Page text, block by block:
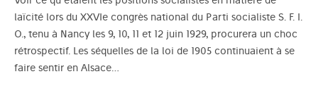
laïcité lors du XXVIe congrès national du Parti socialiste S. F. I.
O., tenu à Nancy les 9, 10, 11 et 12 juin 1929, procurera un choc
rétrospectif. Les séquelles de la loi de 1905 continuaient à se
faire sentir en Alsace…